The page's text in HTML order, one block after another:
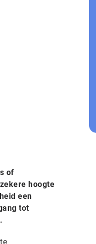
of
hoogte
een
tot